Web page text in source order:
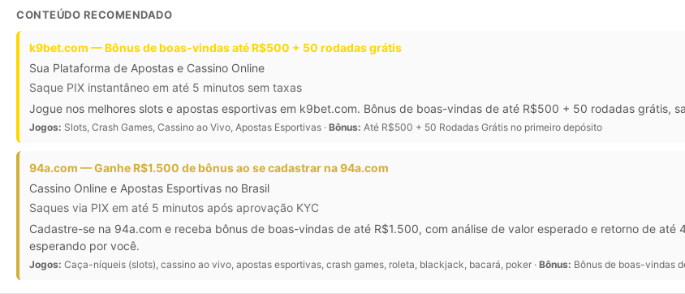
CONTEÚDO RECOMENDADO
k9bet.com — Bônus de boas-vindas até R$500 + 50 rodadas grátis
Sua Plataforma de Apostas e Cassino Online
Saque PIX instantâneo em até 5 minutos sem taxas
Jogue nos melhores slots e apostas esportivas em k9bet.com. Bônus de boas-vindas de até R$500 + 50 rodadas grátis,
Jogos: Slots, Crash Games, Cassino ao Vivo, Apostas Esportivas · Bônus: Até R$500 + 50 Rodadas Grátis no primeiro depósito
94a.com — Ganhe R$1.500 de bônus ao se cadastrar na 94a.com
Cassino Online e Apostas Esportivas no Brasil
Saques via PIX em até 5 minutos após aprovação KYC
Cadastre-se na 94a.com e receba bônus de boas-vindas de até R$1.500, com análise de valor esperado e retorno de
esperando por você.
Jogos: Caça-níqueis (slots), cassino ao vivo, apostas esportivas, crash games, roleta, blackjack, bacará, poker · Bônus: Bônus de boas-vindas